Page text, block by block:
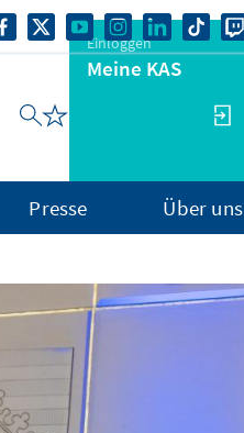
Einloggen
Meine KAS
Presse Über uns